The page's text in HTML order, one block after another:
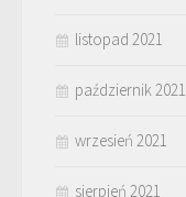
listopad 2021
październik 2021
wrzesień 2021
sierpień 2021